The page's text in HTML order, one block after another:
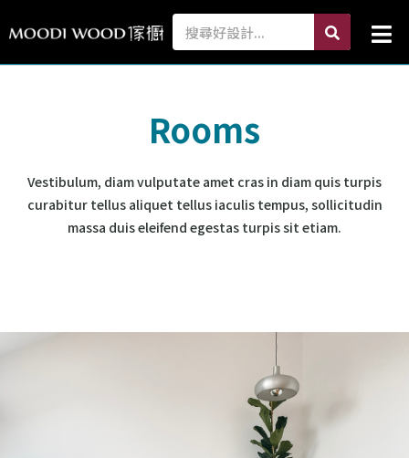
至
Search search
Rooms
Vestibulum, diam vulputate amet cras in diam quis turpis
curabitur tellus aliquet tellus iaculis tempus, sollicitudin
massa duis eleifend egestas turpis sit etiam.